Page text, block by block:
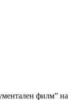
филм”